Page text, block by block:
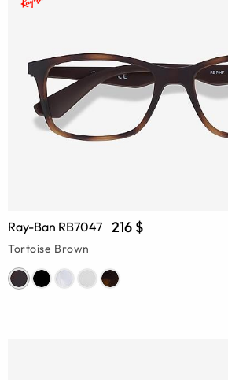
Ray-Ban RB7047 216 $
Tortoise Brown